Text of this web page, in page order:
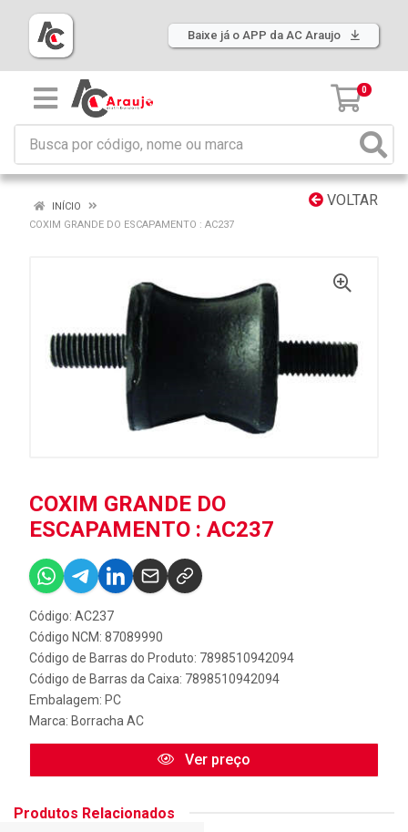
Baixe já o APP da AC Araujo
0
VOLTAR
INÍCIO
COXIM GRANDE DO ESCAPAMENTO : AC237
COXIM GRANDE DO
ESCAPAMENTO : AC237
Código: AC237
Código NCM: 87089990
Código de Barras do Produto: 7898510942094
Código de Barras da Caixa: 7898510942094
Embalagem: PC
Marca: Borracha AC
Ver preço
Produtos Relacionados